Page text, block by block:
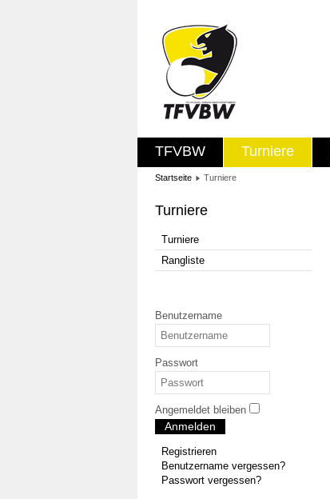
TFVBW Turniere
Startseite Turniere
Turniere
Turniere
Rangliste
Benutzername
Passwort
Angemeldet bleiben
Anmelden
Registrieren
Benutzername vergessen?
Passwort vergessen?